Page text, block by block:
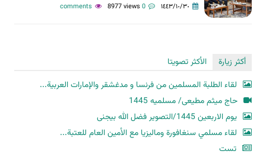
١٤٤٣/١٠/٣٠ 0 comments
8977 views
أكثر زيارة
الأكثر تصويتا
لقاء الطلبة المسلمين من فرنسا و مدغشقر والإمارات العربية...
حاج میثم مطیعی/ مسلمیه 1445
یوم الاربعین 1445/التصویر فضل الله بیجنی
لقاء مسلمي سنغافورة وماليزيا مع الأمين العام للعتبة...
تست